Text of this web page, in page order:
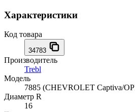
Характеристики
Код товара
34783
Производитель
Trebl
Модель
7885 (CHEVROLET Captiva/
Диаметр R
16